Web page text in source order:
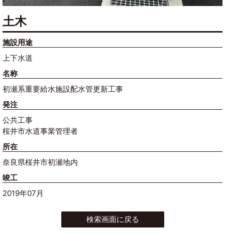
土木
施設用途
上下水道
名称
初瀬系重要給水施設配水管更新工事
発注
公共工事
桜井市水道事業管理者
所在
奈良県桜井市初瀬地内
竣工
2019年07月
検索画面に戻る